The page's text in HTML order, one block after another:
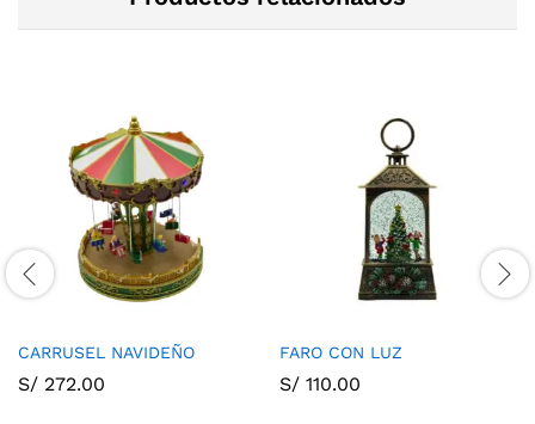
CARRUSEL NAVIDEÑO
S/ 272.00
FARO CON LUZ
S/ 110.00